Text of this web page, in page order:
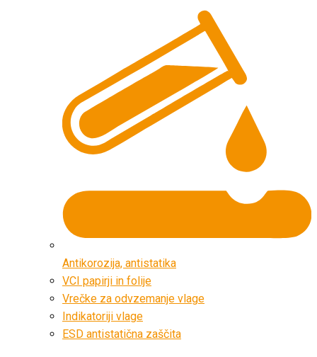
Antikorozija, antistatika
VCI papirji in folije
Vrečke za odvzemanje vlage
Indikatoriji vlage
ESD antistatična zaščita